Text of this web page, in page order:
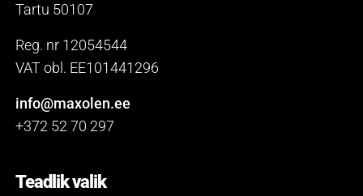
Tartu 50107
Reg. nr 12054544
VAT obl. EE101441296
info@maxolen.ee
+372 52 70 297
Teadlik valik